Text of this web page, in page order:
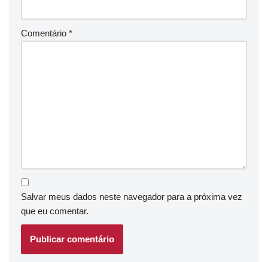
Comentário *
Salvar meus dados neste navegador para a próxima vez
que eu comentar.